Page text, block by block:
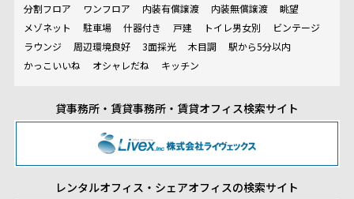
分割フロア
ワンフロア 内装有償譲渡 内装無償譲渡
眺望
メゾネット
駐車場 什器付き 戸建 トイレ男女別
ビンテージ
ラウンジ
周辺環境良好 3面採光 木目調
駅から5分以内
かっこいいね
オシャレだね キッチン
貸事務所・賃貸事務所・賃貸オフィス検索サイト
レンタルオフィス・シェアオフィスの検索サイト